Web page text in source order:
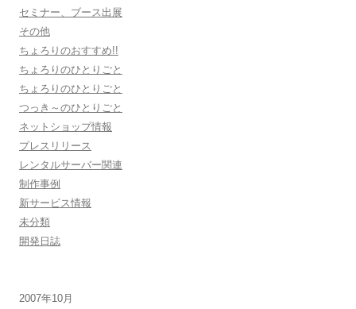
セミナー、ブース出展
その他
ちょろりのおすすめ!!
ちょろりのひとりごと
ちょろりのひとりごと
つっき～のひとりごと
ネットショップ情報
プレスリリース
レンタルサーバー関連
制作事例
新サービス情報
未分類
開発日誌
2007年10月